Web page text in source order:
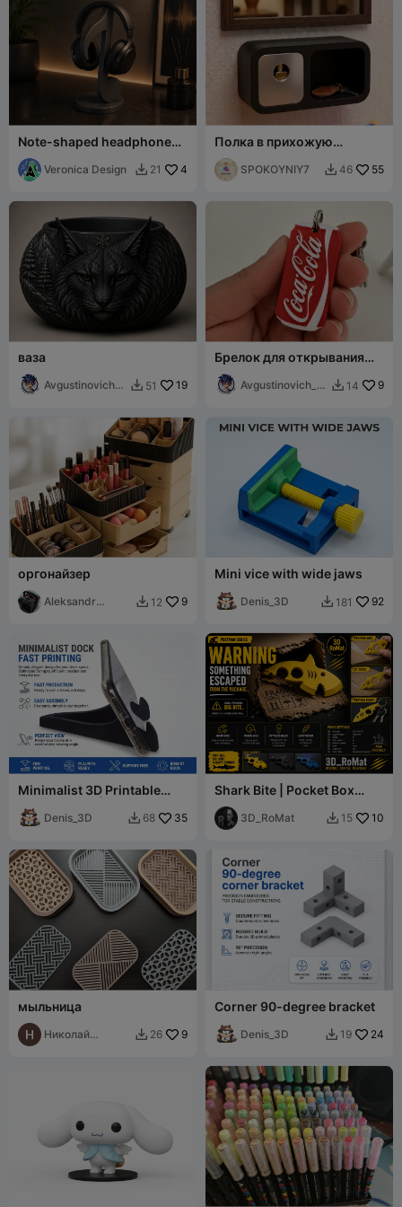
Note-shaped headphone
stand
Veronica Design  21 4
Полка в прихожую
«Capsule Shelf»
SPOKOYNIY7  46 55
ваза
Avgustinovich_
 51 19
Брелок для открывания
язычков банок Coca-Cola
Avgustinovich_
 14 9
оргонайзер
Aleksandr
 12 9
Mini vice with wide jaws
Denis_3D  181 92
Minimalist 3D Printable
Denis_3D  68 35
Shark Bite | Pocket Box
Opener & Keychain | EDC
Tool | 3D Pr
3D_RoMat  15 10
мыльница
Николай
 26 9
Corner 90-degree bracket
Denis_3D  19 24